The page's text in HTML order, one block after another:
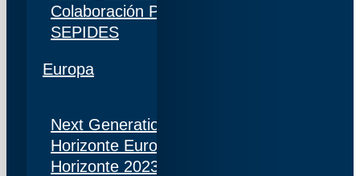
Colaboración Público-Privada (CPP)
SEPIDES
Europa
Next Generation
Horizonte Europa
Horizonte 2023